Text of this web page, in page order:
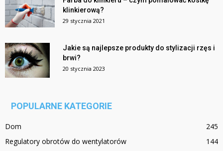
klinkierową?
29 stycznia 2021
Jakie są najlepsze produkty do stylizacji rzęs i
brwi?
20 stycznia 2023
POPULARNE KATEGORIE
Dom
245
Regulatory obrotów do wentylatorów
144